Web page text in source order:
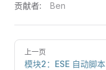
贡献者: Ben
上一页
模块2：ESE 自动脚本